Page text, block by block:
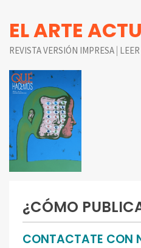
EL ARTE
REVISTA VERSIÓN IMPRESA |
¿CÓMO
CONTACTATE CON